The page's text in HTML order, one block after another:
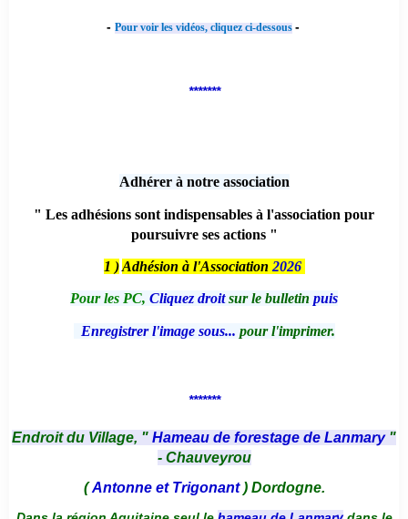
- Pour voir les vidéos, cliquez ci-dessous -
*******
Adhérer à notre association
" Les adhésions sont indispensables à l'association pour
poursuivre ses actions "
1 ) Adhésion à l'Association 2026
Pour les PC, Cliquez droitsur le bulletin puis
Enregistrer l'image sous... pour l'imprimer.
*******
Endroit du Village, " Hameau de forestage de Lanmary "
- Chauveyrou
(Antonne et Trigonant) Dordogne.